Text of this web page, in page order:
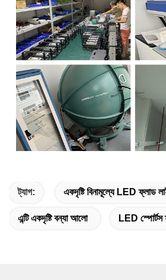
ট্যাগ: একদৃষ্টি বিনামূল্যে LED ফ্লাড
এন্টি একদৃষ্টি বন্যা আলো LED স্পোর্টস